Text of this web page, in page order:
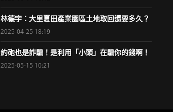
林德宇：大里夏田產業園區土地取回還要多久？
2025-04-25 18:19
約砲也是詐騙！是利用「小頭」在騙你的錢啊！
2025-05-15 10:21